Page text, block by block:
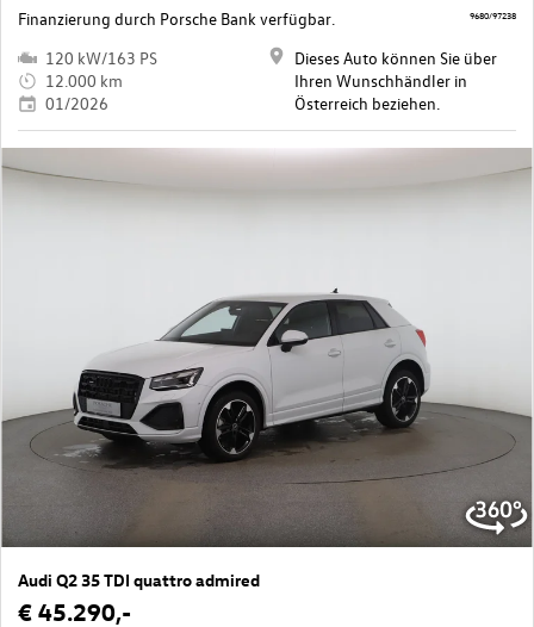
Finanzierung durch Porsche Bank verfügbar.
120 kW/163 PS
12.000 km
01/2026
Dieses Auto können Sie über
Ihren Wunschhändler in
Österreich beziehen.
9680/97238
Audi Q2 35 TDI quattro admired
€ 45.290,-